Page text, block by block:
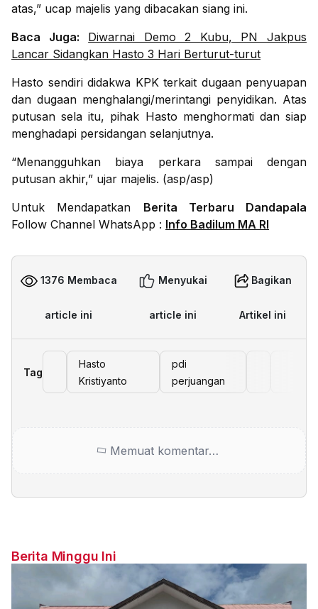
atas,” ucap majelis yang dibacakan siang ini.
Baca Juga:
Diwarnai Demo 2 Kubu, PN Jakpus
Lancar Sidangkan Hasto 3 Hari Berturut-turut
Hasto sendiri didakwa KPK terkait dugaan penyuapan
dan dugaan menghalangi/merintangi penyidikan. Atas
putusan sela itu, pihak Hasto menghormati dan siap
menghadapi persidangan selanjutnya.
“Menangguhkan biaya perkara sampai dengan
putusan akhir,” ujar majelis. (asp/asp)
Untuk Mendapatkan Berita Terbaru Dandapala
Follow Channel WhatsApp : Info Badilum MA RI
1376 Membaca
article ini
Menyukai
article ini
Bagikan
Artikel ini
Tag
Hasto
Kristiyanto
pdi
perjuangan
Memuat komentar…
Berita Minggu Ini